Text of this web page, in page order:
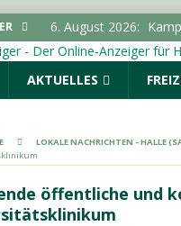
6. August 2026:
LOKALE
6. August 2026:
LOKALE
6. August 2026: „Im
LOKALE
6. August 2026:
AKTUELLES
LOKALE NACHRICHTEN - HALLE
öffentliche und